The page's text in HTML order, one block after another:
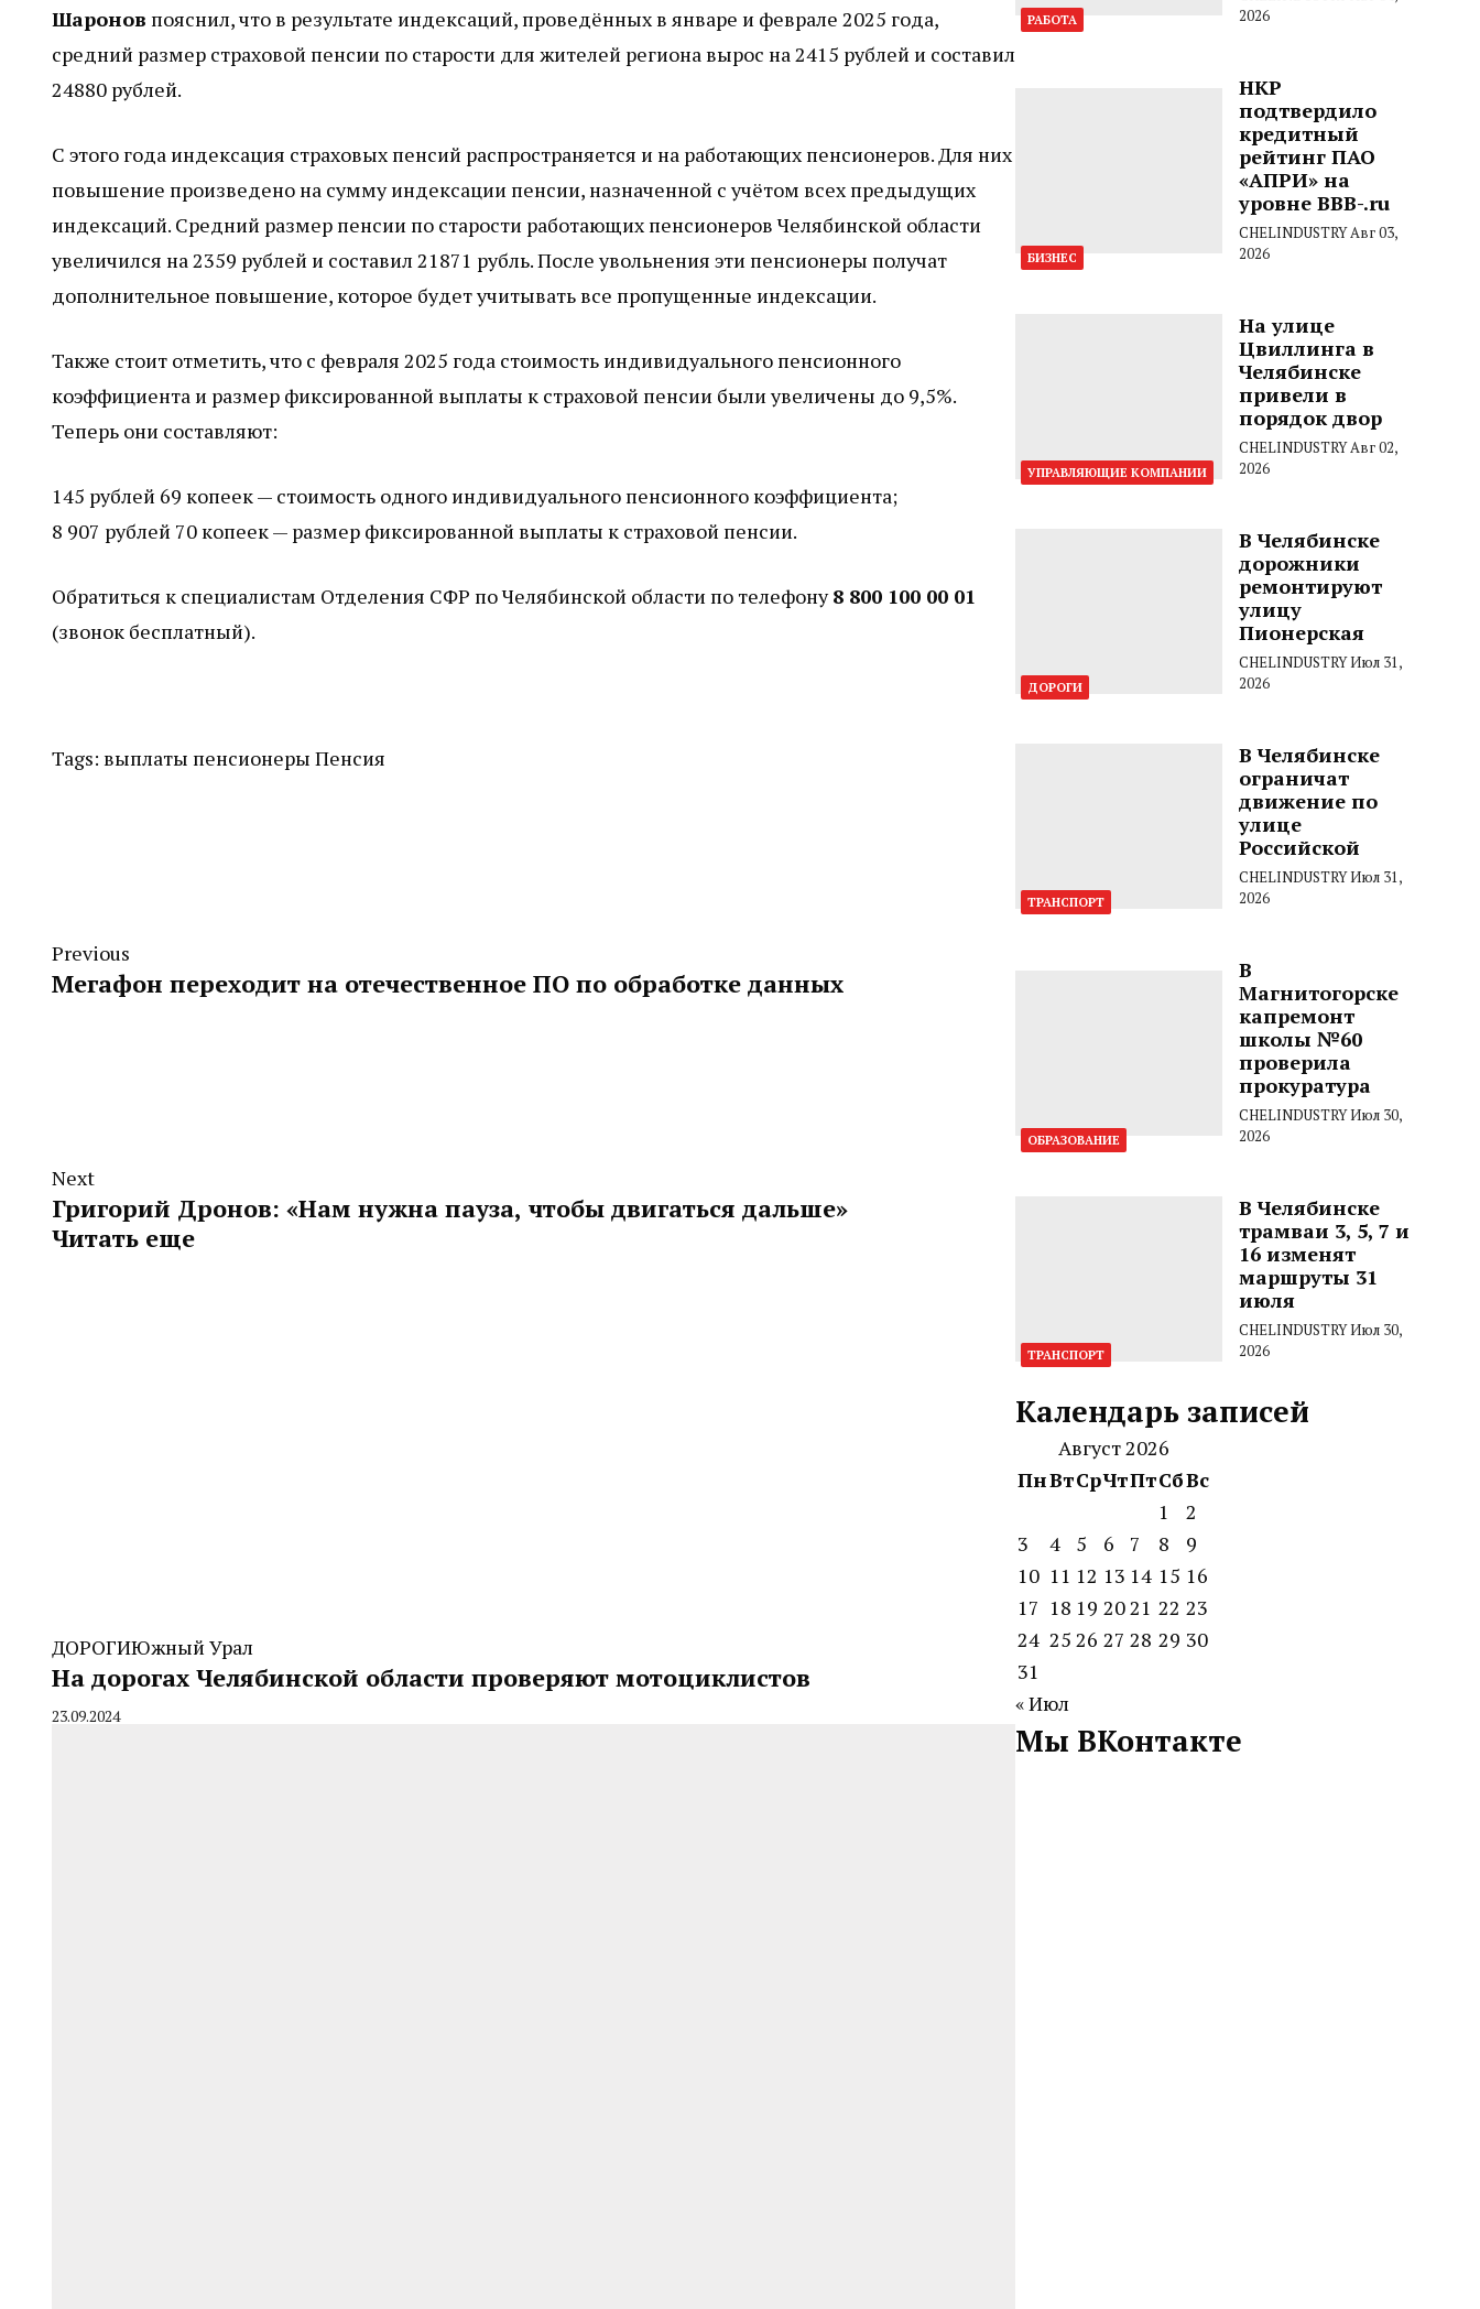
Шаронов пояснил, что в результате индексаций, проведённых в январе и феврале 2025 года,
средний размер страховой пенсии по старости для жителей региона вырос на 2415 рублей и составил
24880 рублей.
С этого года индексация страховых пенсий распространяется и на работающих пенсионеров. Для них
повышение произведено на сумму индексации пенсии, назначенной с учётом всех предыдущих
индексаций. Средний размер пенсии по старости работающих пенсионеров Челябинской области
увеличился на 2359 рублей и составил 21871 рубль. После увольнения эти пенсионеры получат
дополнительное повышение, которое будет учитывать все пропущенные индексации.
Также стоит отметить, что с февраля 2025 года стоимость индивидуального пенсионного
коэффициента и размер фиксированной выплаты к страховой пенсии были увеличены до 9,5%.
Теперь они составляют:
145 рублей 69 копеек — стоимость одного индивидуального пенсионного коэффициента;
8 907 рублей 70 копеек — размер фиксированной выплаты к страховой пенсии.
Обратиться к специалистам Отделения СФР по Челябинской области по телефону8 800 100 00 01
(звонок бесплатный).
Tags: выплаты пенсионеры Пенсия
Previous
Мегафон переходит на отечественное ПО по обработке данных
Next
Григорий Дронов: «Нам нужна пауза, чтобы двигаться дальше»
Читать еще
ДОРОГИЮжный Урал
На дорогах Челябинской области проверяют мотоциклистов
By
23.09.2024
РАБОТА
2026
БИЗНЕС
НКР
подтвердило
кредитный
рейтинг ПАО
«АПРИ» на
уровне BBB-.ru
CHELINDUSTRYАвг 03,
2026
УПРАВЛЯЮЩИЕ КОМПАНИИ
На улице
Цвиллинга в
Челябинске
привели в
порядок двор
CHELINDUSTRYАвг 02,
2026
ДОРОГИ
В Челябинске
дорожники
ремонтируют
улицу
Пионерская
CHELINDUSTRYИюл 31,
2026
ТРАНСПОРТ
В Челябинске
ограничат
движение по
улице
Российской
CHELINDUSTRYИюл 31,
2026
ОБРАЗОВАНИЕ
В
Магнитогорске
капремонт
школы №60
проверила
прокуратура
CHELINDUSTRYИюл 30,
2026
ТРАНСПОРТ
В Челябинске
трамваи 3, 5, 7 и
16 изменят
маршруты 31
июля
CHELINDUSTRYИюл 30,
2026
Календарь записей
Август 2026
ПнВтСрЧтПтСбВс
1
2
3
4 5 6 7 8
9
10 11 12 13 14 15 16
17 18 19 2021 22 23
24 25 26 27 28 29 30
31
« Июл
Мы ВКонтакте